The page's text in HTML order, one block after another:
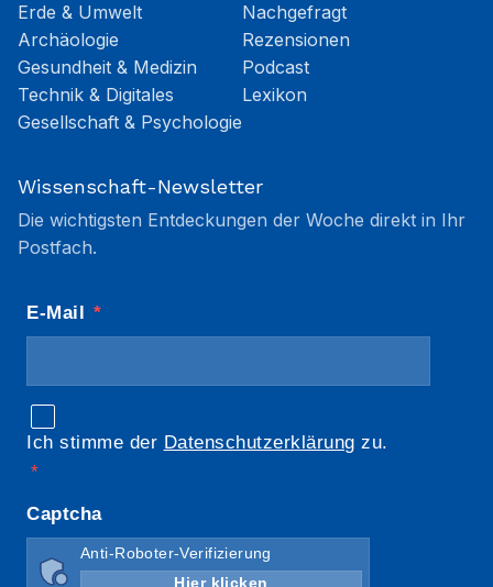
Erde & Umwelt
Archäologie
Gesundheit & Medizin
Technik & Digitales
Gesellschaft & Psychologie
Nachgefragt
Rezensionen
Podcast
Lexikon
Wissenschaft-Newsletter
Die wichtigsten Entdeckungen der Woche direkt in Ihr
Postfach.